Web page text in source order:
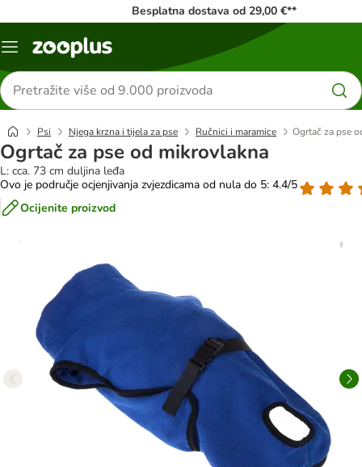
Besplatna dostava od 29,00 €**
Izbornik
Traži
proizvode
Psi Njega krzna i tijela za pse Ručnici i maramice Ogrtač za pse
Ogrtač za pse od mikrovlakna
L: cca. 73 cm duljina leđa
Ovo je područje ocjenjivanja zvjezdicama od nula do 5: 4.4/5
Ocijenite proizvod